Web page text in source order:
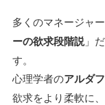
多くのマネージャ
ーの欲求段階説 」
す。
心理学者のアルダ
欲求をより柔軟に